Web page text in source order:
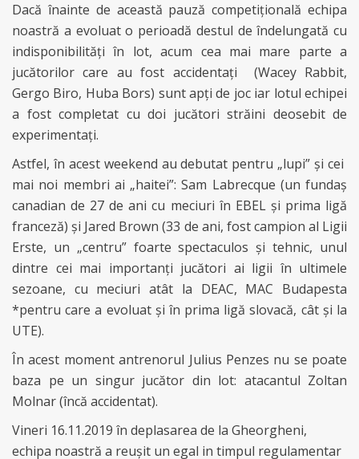
Dacă înainte de această pauză competițională echipa
noastră a evoluat o perioadă destul de îndelungată cu
indisponibilități în lot, acum cea mai mare parte a
jucătorilor care au fost accidentați (Wacey Rabbit,
Gergo Biro, Huba Bors) sunt apți de joc iar lotul echipei
a fost completat cu doi jucători străini deosebit de
experimentați.
Astfel, în acest weekend au debutat pentru „lupi” și cei
mai noi membri ai „haitei”: Sam Labrecque (un fundaș
canadian de 27 de ani cu meciuri în EBEL și prima ligă
franceză) și Jared Brown (33 de ani, fost campion al Ligii
Erste, un „centru” foarte spectaculos și tehnic, unul
dintre cei mai importanți jucători ai ligii în ultimele
sezoane, cu meciuri atât la DEAC, MAC Budapesta
*pentru care a evoluat și în prima ligă slovacă, cât și la
UTE).
În acest moment antrenorul Julius Penzes nu se poate
baza pe un singur jucător din lot: atacantul Zoltan
Molnar (încă accidentat).
Vineri 16.11.2019 în deplasarea de la Gheorgheni,
echipa noastră a reușit un egal in timpul regulamentar